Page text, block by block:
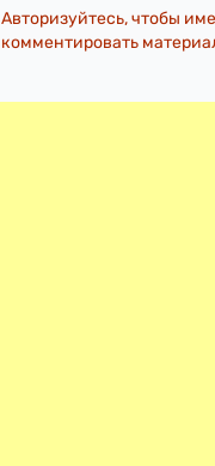
Авторизуйтесь, чтобы
комментировать